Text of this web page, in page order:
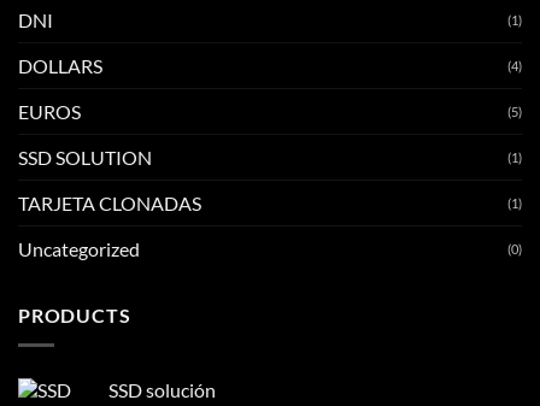
DNI (1)
DOLLARS (4)
EUROS (5)
SSD SOLUTION (1)
TARJETA CLONADAS (1)
Uncategorized (0)
PRODUCTS
SSD solución